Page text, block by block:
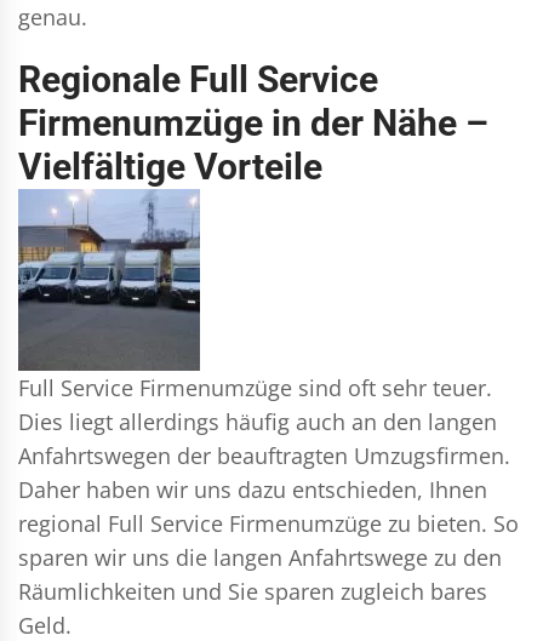
genau.
Regionale Full Service
Firmenumzüge in der Nähe –
Vielfältige Vorteile
Full Service Firmenumzüge sind oft sehr teuer.
Dies liegt allerdings häufig auch an den langen
Anfahrtswegen der beauftragten Umzugsfirmen.
Daher haben wir uns dazu entschieden, Ihnen
regional Full Service Firmenumzüge zu bieten. So
sparen wir uns die langen Anfahrtswege zu den
Räumlichkeiten und Sie sparen zugleich bares
Geld.